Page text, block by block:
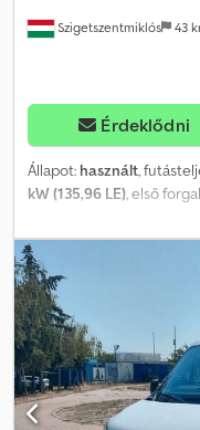
Szigetszentmiklós 43
Érdeklődni
Állapot: használt,
kW (135,96 LE) , első
,
(TÜV):04/2028, szín:fehér
osztály:
rakodótér szélesség:
1
Gyártási év:
,
stabilitásprogram (ESP),
hívjon minket a
jármű saját flottánk
szerviztörténettel
multimédia rendszer,